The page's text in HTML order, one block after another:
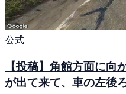
公式
【投稿】角館方面に
が出て来て、車の左後